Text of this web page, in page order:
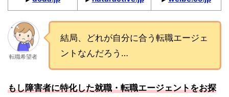
転職希望者
結局、どれが自分に合う転職エージェ
ントなんだろう…
もし障害者に特化した就職・転職エージェントをお探